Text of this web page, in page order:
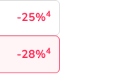
-25%4
-28%4